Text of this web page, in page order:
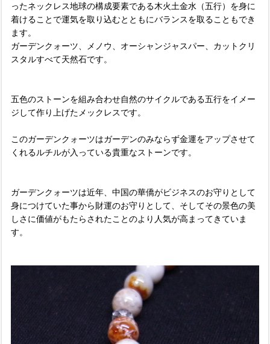
ったネックレス地球の構成要素である木火土金水（五行）を身に
着けることで運気を取り込むとともにバランスを取ることもでき
ます。
ガーデンクォーツ、メノウ、オーシャンジャスパー、カットクリ
スタルすべて天然石です。
五色のストーンを組み合わせ自然のサイクルである五行をイメー
ジして作り上げたメックレスです。
このガーデンクォーツはガーデンのみならず金運をアップさせて
くれるルチルが入っている貴重なストーンです。
ガーデンクォーツは近年、中国の華僑がビジネスのお守りとして
身につけていた事から財運のお守りとして、そしてその景色の美
しさに価値がもたらされたことのより人気が高まってきていま
す。